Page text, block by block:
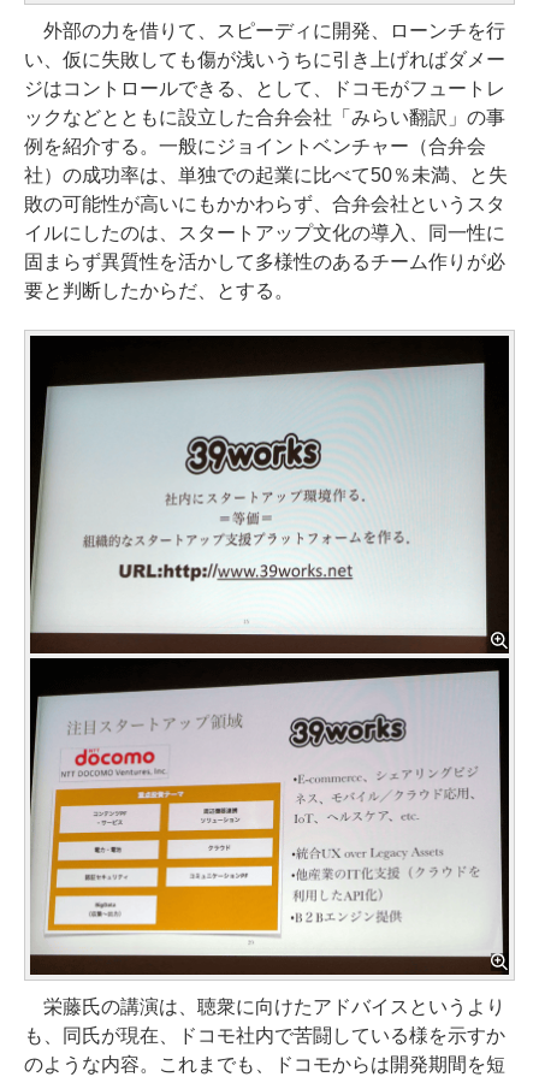
外部の力を借りて、スピーディに開発、ローンチを行
い、仮に失敗しても傷が浅いうちに引き上げればダメー
ジはコントロールできる、として、ドコモがフュートレ
ックなどとともに設立した合弁会社「みらい翻訳」の事
例を紹介する。一般にジョイントベンチャー（合弁会
社）の成功率は、単独での起業に比べて50％未満、と失
敗の可能性が高いにもかかわらず、合弁会社というスタ
イルにしたのは、スタートアップ文化の導入、同一性に
固まらず異質性を活かして多様性のあるチーム作りが必
要と判断したからだ、とする。
栄藤氏の講演は、聴衆に向けたアドバイスというより
も、同氏が現在、ドコモ社内で苦闘している様を示すか
のような内容。これまでも、ドコモからは開発期間を短